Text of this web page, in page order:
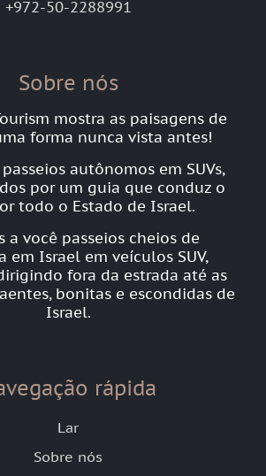
+972-50-2288991
Sobre nós
mostra as paisagens de
forma nunca vista antes!
autônomos em SUVs,
por um guia que conduz o
todo o Estado de Israel.
a você passeios cheios de
em Israel em veículos SUV,
fora da estrada até as
bonitas e escondidas de
Israel.
rápida
Lar
Sobre nós